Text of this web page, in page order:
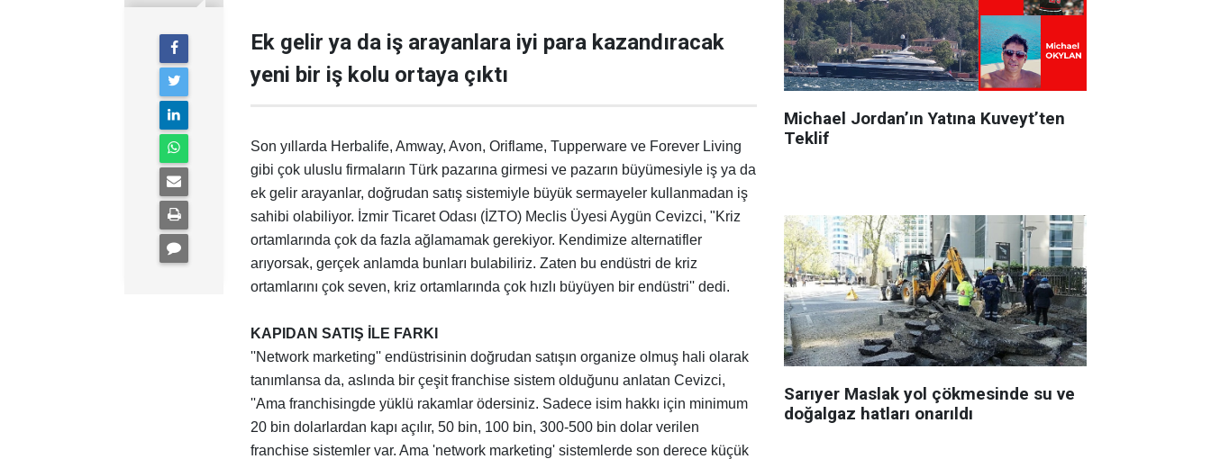
Ek gelir ya da iş arayanlara iyi para kazandıracak
yeni bir iş kolu ortaya çıktı
Son yıllarda Herbalife, Amway, Avon, Oriflame, Tupperware ve Forever Living
gibi çok uluslu firmaların Türk pazarına girmesi ve pazarın büyümesiyle iş ya da
ek gelir arayanlar, doğrudan satış sistemiyle büyük sermayeler kullanmadan iş
sahibi olabiliyor. İzmir Ticaret Odası (İZTO) Meclis Üyesi Aygün Cevizci, "Kriz
ortamlarında çok da fazla ağlamamak gerekiyor. Kendimize alternatifler
arıyorsak, gerçek anlamda bunları bulabiliriz. Zaten bu endüstri de kriz
ortamlarını çok seven, kriz ortamlarında çok hızlı büyüyen bir endüstri'' dedi.
KAPIDAN SATIŞ İLE FARKI
''Network marketing'' endüstrisinin doğrudan satışın organize olmuş hali olarak
tanımlansa da, aslında bir çeşit franchise sistem olduğunu anlatan Cevizci,
''Ama franchisingde yüklü rakamlar ödersiniz. Sadece isim hakkı için minimum
20 bin dolarlardan kapı açılır, 50 bin, 100 bin, 300-500 bin dolar verilen
franchise sistemler var. Ama 'network marketing' sistemlerde son derece küçük
Michael Jordan’ın Yatına Kuveyt’ten
Teklif
Sarıyer Maslak yol çökmesinde su ve
doğalgaz hatları onarıldı